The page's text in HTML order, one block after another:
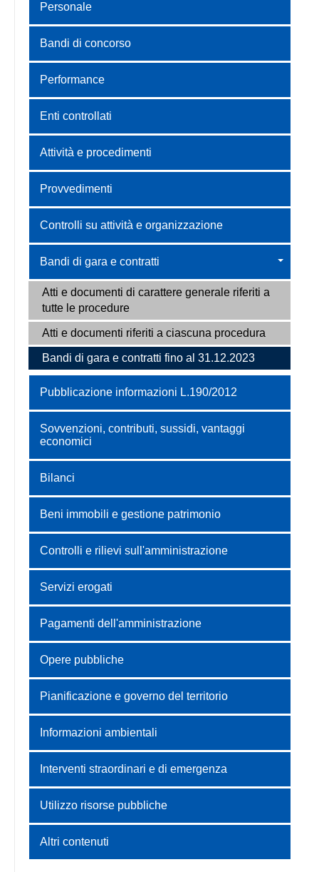
Personale
Bandi di concorso
Performance
Enti controllati
Attività e procedimenti
Provvedimenti
Controlli su attività e organizzazione
Bandi di gara e contratti
Atti e documenti di carattere generale riferiti a
tutte le procedure
Atti e documenti riferiti a ciascuna procedura
Bandi di gara e contratti fino al 31.12.2023
Pubblicazione informazioni L.190/2012
Sovvenzioni, contributi, sussidi, vantaggi
economici
Bilanci
Beni immobili e gestione patrimonio
Controlli e rilievi sull'amministrazione
Servizi erogati
Pagamenti dell'amministrazione
Opere pubbliche
Pianificazione e governo del territorio
Informazioni ambientali
Interventi straordinari e di emergenza
Utilizzo risorse pubbliche
Altri contenuti